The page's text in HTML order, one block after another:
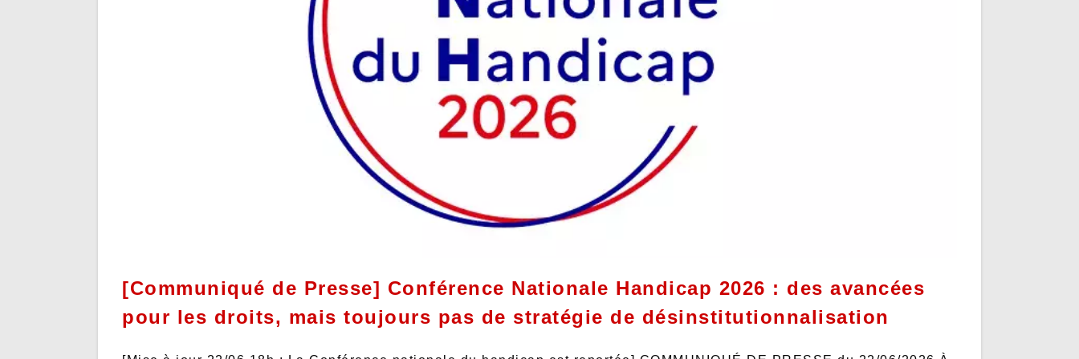
[Communiqué de Presse] Conférence Nationale Handicap 2026 : des avancées
pour les droits, mais toujours pas de stratégie de désinstitutionnalisation